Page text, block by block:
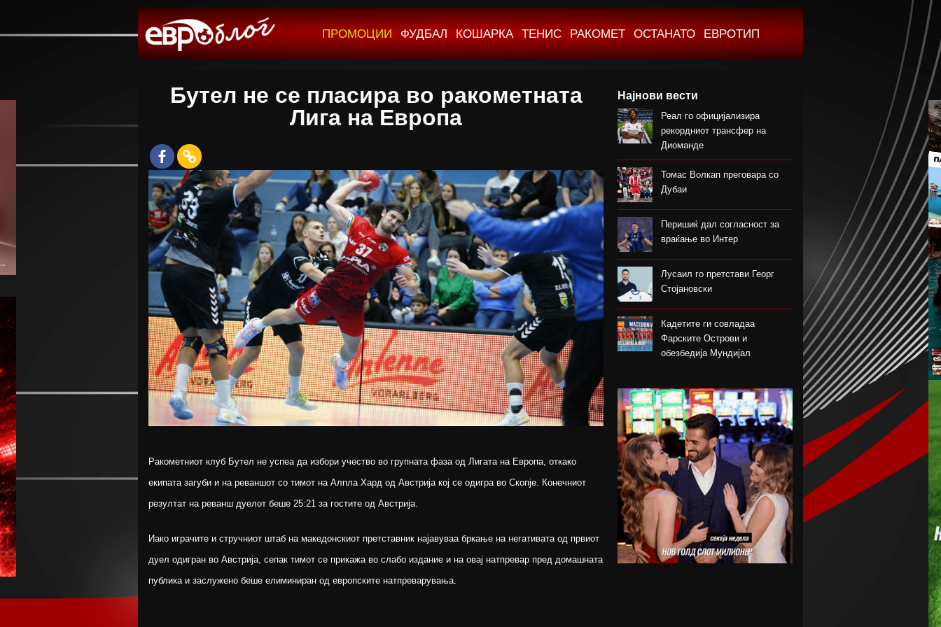
ПРОМОЦИИ ФУДБАЛ КОШАРКА ТЕНИС РАКОМЕТ ОСТАНАТО ЕВРОТИП
Бутел не се пласира во ракометната
Лига на Европа
Ракометниот клуб Бутел не успеа да избори учество во групната фаза од Лигата на Европа, откако
екипата загуби и на реваншот со тимот на Алпла Хард од Австрија кој се одигра во Скопје. Конечниот
резултат на реванш дуелот беше 25:21 за гостите од Австрија.
Иако играчите и стручниот штаб на македонскиот претставник најавуваа бркање на негативата од првиот
дуел одигран во Австрија, сепак тимот се прикажа во слабо издание и на овај натпревар пред домашната
публика и заслужено беше елиминиран од европските натпреварувања.
Најнови вести
Реал го официјализира
рекордниот трансфер на
Диоманде
Томас Волкап преговара со
Дубаи
Перишиќ дал согласност за
враќање во Интер
Лусаил го претстави Георг
Стојановски
Кадетите ги совладаа
Фарските Острови и
обезбедија Мундијал
Интер
Лара Гут Бехрами означи крај
на скијачката кариера
Меси со два гола се врати во
дресот на Интер Мајами по
Мундијалот
Шенгелија плати еден милион
и се ослободи од Барселона